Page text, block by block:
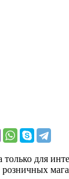
только для
розничных